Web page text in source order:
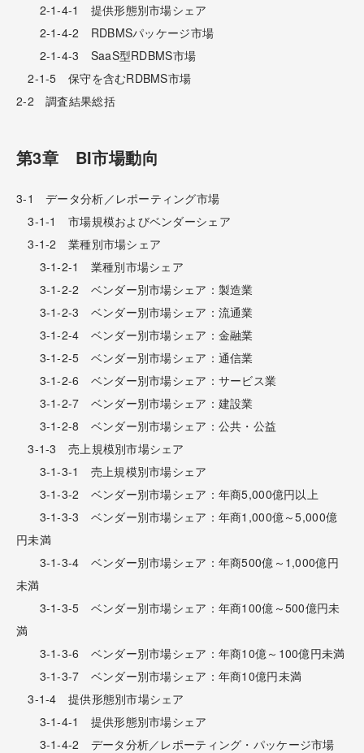
2-1-4-1 提供形態別市場シェア
2-1-4-2 RDBMSパッケージ市場
2-1-4-3 SaaS型RDBMS市場
2-1-5 保守を含むRDBMS市場
2-2 調査結果総括
第3章 BI市場動向
3-1 データ分析／レポーティング市場
3-1-1 市場規模およびベンダーシェア
3-1-2 業種別市場シェア
3-1-2-1 業種別市場シェア
3-1-2-2 ベンダー別市場シェア：製造業
3-1-2-3 ベンダー別市場シェア：流通業
3-1-2-4 ベンダー別市場シェア：金融業
3-1-2-5 ベンダー別市場シェア：通信業
3-1-2-6 ベンダー別市場シェア：サービス業
3-1-2-7 ベンダー別市場シェア：建設業
3-1-2-8 ベンダー別市場シェア：公共・公益
3-1-3 売上規模別市場シェア
3-1-3-1 売上規模別市場シェア
3-1-3-2 ベンダー別市場シェア：年商5,000億円以上
3-1-3-3 ベンダー別市場シェア：年商1,000億～5,000億
円未満
3-1-3-4 ベンダー別市場シェア：年商500億～1,000億円
未満
3-1-3-5 ベンダー別市場シェア：年商100億～500億円未
満
3-1-3-6 ベンダー別市場シェア：年商10億～100億円未満
3-1-3-7 ベンダー別市場シェア：年商10億円未満
3-1-4 提供形態別市場シェア
3-1-4-1 提供形態別市場シェア
3-1-4-2 データ分析／レポーティング・パッケージ市場